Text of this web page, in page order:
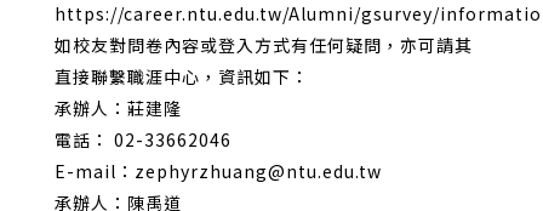
https://career.ntu.edu.tw/Alumni/gsurvey/
如校友對問卷內容或登入方式有任何疑問，亦可請其
直接聯繫職涯中心，資訊如下：
承辦人：莊建隆
電話： 02-33662046
E-mail：zephyrzhuang@ntu.edu.tw
承辦人：陳禹道